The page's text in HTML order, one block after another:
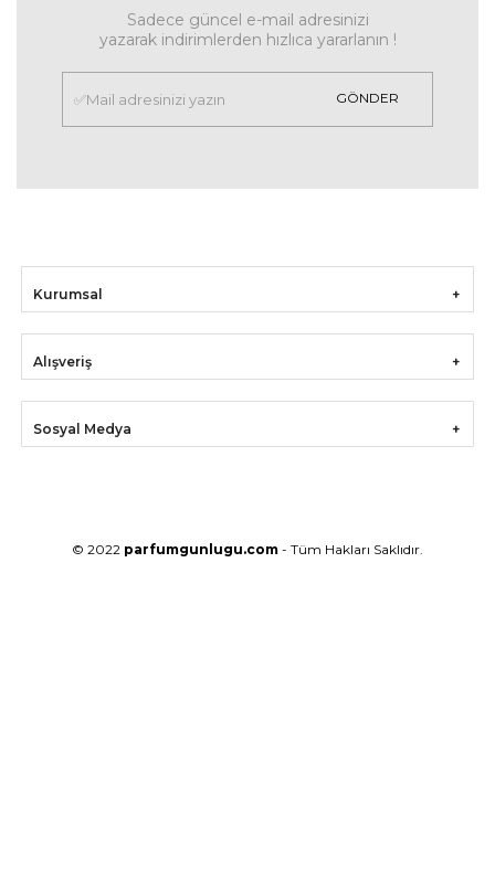
Sadece güncel e-mail adresinizi
yazarak indirimlerden hızlıca yararlanın !
GÖNDER
Kurumsal
Alışveriş
Sosyal Medya
© 2022 parfumgunlugu.com - Tüm Hakları Saklıdır.